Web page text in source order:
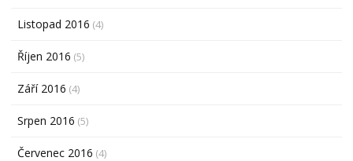
Listopad 2016 (4)
Říjen 2016 (5)
Září 2016 (4)
Srpen 2016 (5)
Červenec 2016 (4)